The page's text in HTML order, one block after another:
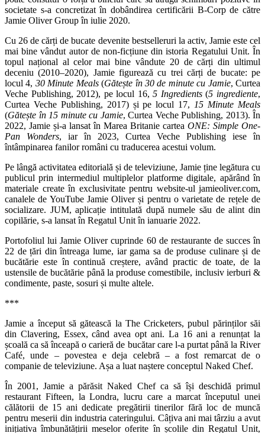
societate s-a concretizat în dobândirea certificării B-Corp de către
Jamie Oliver Group în iulie 2020.
Cu 26 de cărți de bucate devenite bestselleruri la activ, Jamie este cel
mai bine vândut autor de non-ficțiune din istoria Regatului Unit. În
topul național al celor mai bine vândute 20 de cărți din ultimul
deceniu (2010–2020), Jamie figurează cu trei cărți de bucate: pe
locul 4, 30 Minute Meals(Gătește în 30 de minute cu Jamie, Curtea
Veche Publishing, 2012), pe locul 16,5 Ingredients(5 ingrediente,
Curtea Veche Publishing, 2017) și pe locul 17, 15 Minute Meals
(Gătește în 15 minute cu Jamie, Curtea Veche Publishing, 2013). În
2022, Jamie și-a lansat în Marea Britanie cartea ONE: Simple One-
Pan Wonders, iar în 2023, Curtea Veche Publishing iese în
întâmpinarea fanilor români cu traducerea acestui volum.
Pe lângă activitatea editorială și de televiziune, Jamie ține legătura cu
publicul prin intermediul multiplelor platforme digitale, apărând în
materiale create în exclusivitate pentru website-ul jamieoliver.com,
canalele de YouTube Jamie Oliver și pentru o varietate de rețele de
socializare. JUM, aplicație intitulată după numele său de alint din
copilărie, s-a lansat în Regatul Unit în ianuarie 2022.
Portofoliul lui Jamie Oliver cuprinde 60 de restaurante de succes în
22 de țări din întreaga lume, iar gama sa de produse culinare și de
bucătărie este în continuă creștere, având practic de toate, de la
ustensile de bucătărie până la produse comestibile, inclusiv ierburi &
condimente, paste, sosuri și multe altele.
***
Jamie a început să gătească la The Cricketers, pubul părinților săi
din Clavering, Essex, când avea opt ani. La 16 ani a renunțat la
școală ca să înceapă o carieră de bucătar care l-a purtat până la River
Café, unde – povestea e deja celebră – a fost remarcat de o
companie de televiziune. Așa a luat naștere conceptul Naked Chef.
În 2001, Jamie a părăsit Naked Chef ca să își deschidă primul
restaurant Fifteen, la Londra, lucru care a marcat începutul unei
călătorii de 15 ani dedicate pregătirii tinerilor fără loc de muncă
pentru meserii din industria cateringului. Câțiva ani mai târziu a avut
inițiativa îmbunătățirii meselor oferite în școlile din Regatul Unit,